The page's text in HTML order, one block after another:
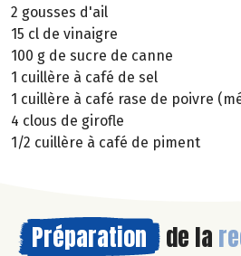
2 gousses d'ail
15 cl de vinaigre
100 g de sucre de canne
1 cuillère à café de sel
1 cuillère à café rase de poivre
4 clous de girofle
1/2 cuillère à café de piment
Préparation de la